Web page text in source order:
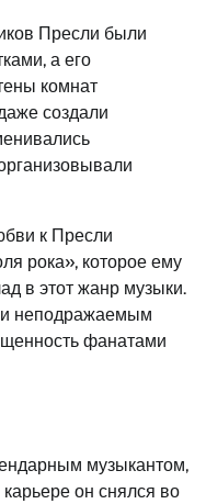
Пресли были
а его
комнат
создали
к Пресли
рока», которое ему
в этот жанр музыки.
и неподражаемым
фанатами
музыкантом,
он снялся во